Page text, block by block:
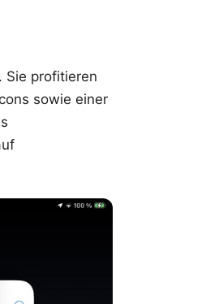
Sie profitieren
sowie einer